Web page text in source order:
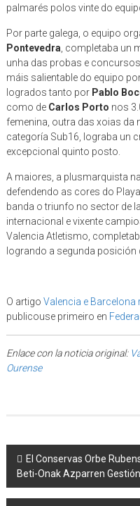
palmarés polos vinte do
Por parte galega, o equipo
Pontevedra, completaba un
unha das probas e
máis salientable do equipo
logrados tanto por Pablo
como de Carlos Porto nos
femenina, outra das xoias da
categoría Sub16, lograba un
excepcional quinto posto.
A maiores, a plusmarquista
defendendo as cores do
banda o triunfo no sector de
internacional e vixente
Valencia Atletismo,
logrando a segunda posición
O artigo Valencia e Barcelona
publicouse primeiro en
Enlace con la noticia original:
Ourense
Post navigation
El Conservas Orbe
Beti-Onak Azparren Gestión